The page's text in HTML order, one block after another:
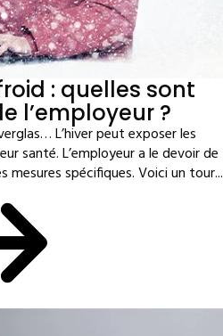
: quelles sont
l’employeur ?
L’hiver peut exposer les
santé. L’employeur a le devoir de
spécifiques. Voici un tour...